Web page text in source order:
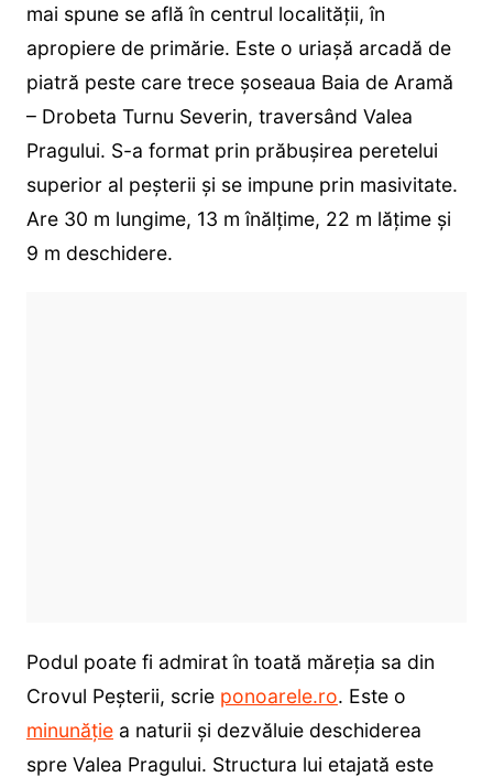
mai spune se află în centrul localităţii, în
apropiere de primărie. Este o uriaşă arcadă de
piatră peste care trece şoseaua Baia de Aramă
– Drobeta Turnu Severin, traversând Valea
Pragului. S-a format prin prăbuşirea peretelui
superior al peşterii şi se impune prin masivitate.
Are 30 m lungime, 13 m înălţime, 22 m lăţime şi
9 m deschidere.
Podul poate fi admirat în toată măreţia sa din
Crovul Peşterii, scrie ponoarele.ro. Este o
minunățiea naturii și dezvăluie deschiderea
spre Valea Pragului. Structura lui etajată este